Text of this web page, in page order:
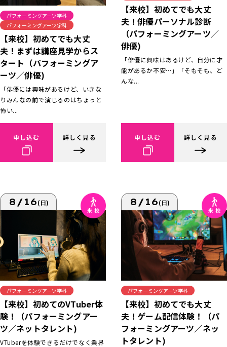
パフォーミングアーツ学科
パフォーミングアーツ学科
【来校】初めてでも大丈
夫！まずは講座見学からス
タート（パフォーミングア
ーツ／俳優)
「俳優には興味があるけど、いきな
りみんなの前で演じるのはちょっと
怖い...
申し込む 詳しく見る
【来校】初めてでも大丈
夫！俳優パーソナル診断
（パフォーミングアーツ／
俳優)
「俳優に興味はあるけど、自分に才
能があるか不安…」「そもそも、ど
んな...
申し込む 詳しく見る
8/16(日)
パフォーミングアーツ学科
【来校】初めてのVTuber体
験！（パフォーミングアー
ツ／ネットタレント)
VTuberを体験できるだけでなく業界
8/16(日)
パフォーミングアーツ学科
【来校】初めてでも大丈
夫！ゲーム配信体験！（パ
フォーミングアーツ／ネッ
トタレント)